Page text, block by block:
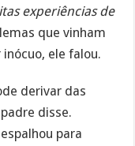
experiências de
que vinham
ele falou.
derivar das
disse.
para